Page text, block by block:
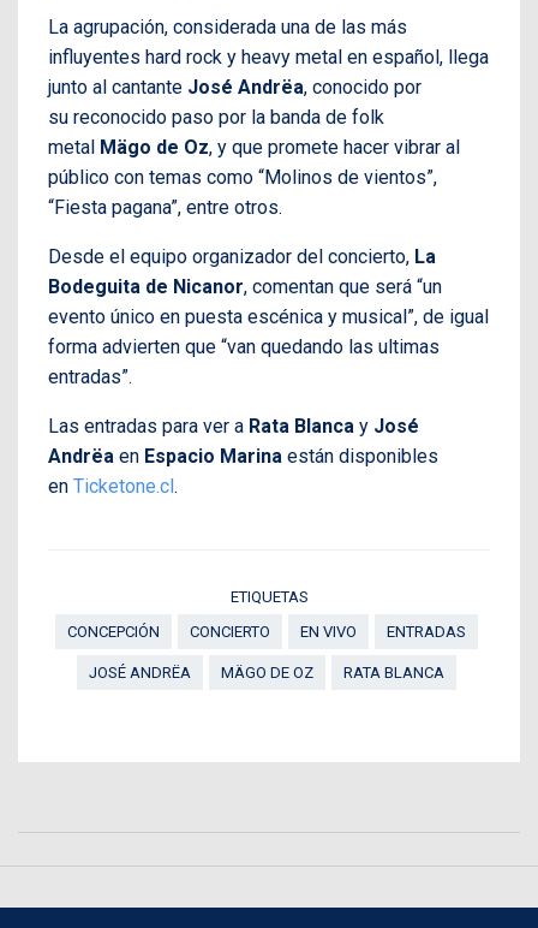
La agrupación, considerada una de las más
influyentes hard rock y heavy metal en español, llega
junto al cantante José Andrëa, conocido por
su reconocido paso por la banda de folk
metal Mägo de Oz, y que promete hacer vibrar al
público con temas como “Molinos de vientos”,
“Fiesta pagana”, entre otros.
Desde el equipo organizador del concierto, La
Bodeguita de Nicanor, comentan que será “un
evento único en puesta escénica y musical”, de igual
forma advierten que “van quedando las ultimas
entradas”.
Las entradas para ver a Rata Blanca y José
Andrëa en Espacio Marina están disponibles
en Ticketone.cl.
ETIQUETAS
CONCEPCIÓN
CONCIERTO EN VIVO ENTRADAS
JOSÉ ANDRËA MÄGO DE OZ RATA BLANCA